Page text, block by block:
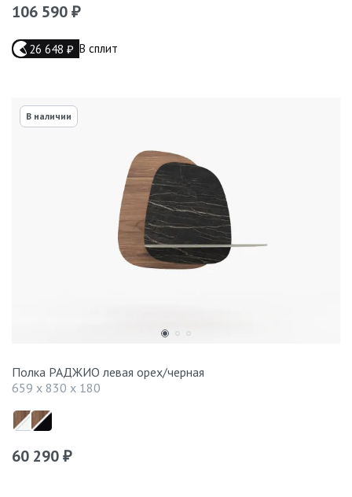
106 590 ₽
26 648 ₽ В сплит
В наличии
Полка РАДЖИО левая орех/черная
659 x 830 x 180
60 290 ₽